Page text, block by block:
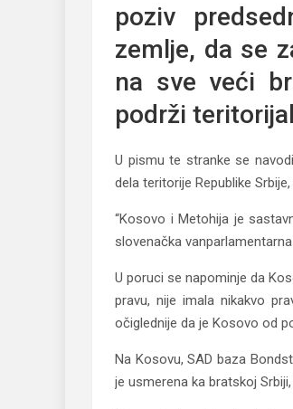
poziv
zemlje, da se
na sve veći
podrži
U pismu te stranke se
dela teritorije Republike
“Kosovo i Metohija je
slovenačka
U poruci se napominje da
pravu, nije imala nikakvo
očiglednije da je Kosovo od
Na Kosovu, SAD baza
je usmerena ka bratskoj